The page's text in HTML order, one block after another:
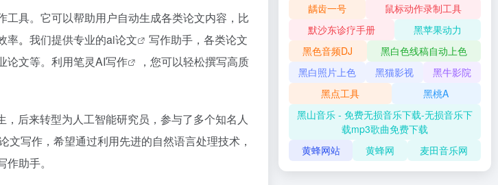
具。它可以帮助用户自动生成各类论文内容，比
率。 我们提供专业的ai论文
写作助手，各类论文
论文等。利用笔灵AI写作
，您可以轻松撰写高质
后来转型为人工智能研究员，参与了多个知名人
写作，希望通过利用先进的自然语言处理技术，
助手。
龋齿一号
鼠标动作录制工具
默沙东诊疗手册
黑苹果动力
黑色音频DJ
黑白色线稿自动上色
黑白照片上色
黑猫影视
黑牛影院
黑点工具
黑桃A
黑山音乐 - 免费无损音乐下载-无损音乐下
载mp3歌曲免费下载
黄蜂网站
黄蜂网 麦田音乐网